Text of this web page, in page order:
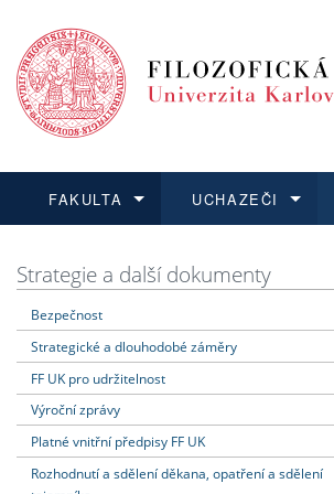
FAKULTA
Dozvědět se více
UCHAZEČI
Podat přihlášku
Dozvědět se více
Dozvědět se více
Dozvědět se více
Strategie a další dokumenty
Bezpečnost
Strategické a dlouhodobé záměry
FF UK pro udržitelnost
Výroční zprávy
Platné vnitřní předpisy FF UK
Rozhodnutí a sdělení děkana, opatření a sdělení